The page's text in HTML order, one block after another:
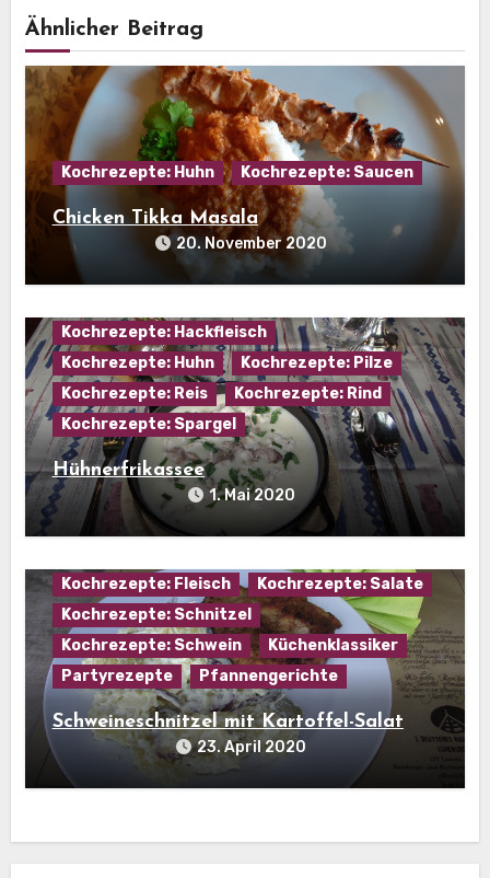
Ähnlicher Beitrag
Kochrezepte: Huhn Kochrezepte: Saucen
Chicken Tikka Masala
20. November 2020
Kochrezepte: Hackfleisch
Kochrezepte: Huhn
Kochrezepte: Pilze
Kochrezepte: Reis
Kochrezepte: Rind
Kochrezepte: Spargel
Hühnerfrikassee
1. Mai 2020
Hausmannskost
Kartoffel
Kochrezepte: Fleisch
Kochrezepte: Salate
Kochrezepte: Schnitzel
Kochrezepte: Schwein
Küchenklassiker
Partyrezepte
Pfannengerichte
Schweineschnitzel mit Kartoffel-Salat
23. April 2020